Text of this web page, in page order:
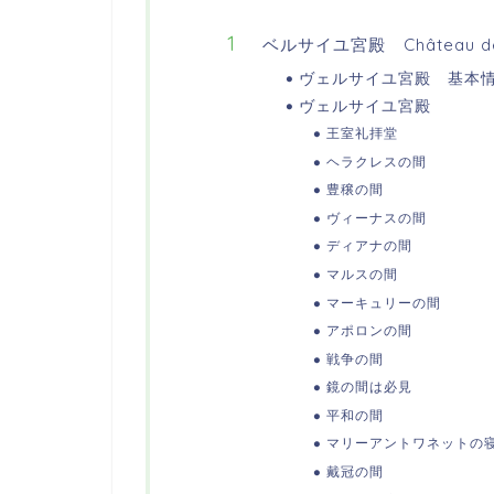
ベルサイユ宮殿 Château
ヴェルサイユ宮殿 基本
ヴェルサイユ宮殿
王室礼拝堂
ヘラクレスの間
豊穣の間
ヴィーナスの間
ディアナの間
マルスの間
マーキュリーの間
アポロンの間
戦争の間
鏡の間は必見
平和の間
マリーアントワネットの
戴冠の間